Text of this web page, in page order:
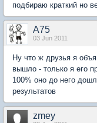
подбираю краткий но
A75
03 Jun 2011
Ну что ж друзья я
вышло - только я его
100% оно до него
результатов
zmey